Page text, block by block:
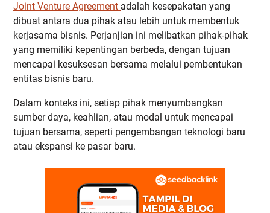
Joint Venture Agreement adalah kesepakatan yang
dibuat antara dua pihak atau lebih untuk membentuk
kerjasama bisnis. Perjanjian ini melibatkan pihak-pihak
yang memiliki kepentingan berbeda, dengan tujuan
mencapai kesuksesan bersama melalui pembentukan
entitas bisnis baru.
Dalam konteks ini, setiap pihak menyumbangkan
sumber daya, keahlian, atau modal untuk mencapai
tujuan bersama, seperti pengembangan teknologi baru
atau ekspansi ke pasar baru.